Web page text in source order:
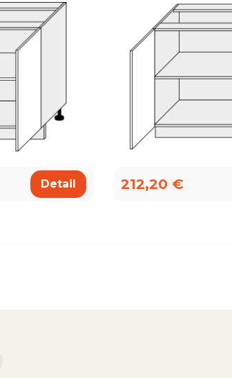
Detail 212,20 €